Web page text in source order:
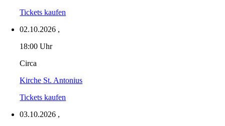
Tickets kaufen
02.10.2026 ,
18:00 Uhr
Circa
Kirche St. Antonius
Tickets kaufen
03.10.2026 ,